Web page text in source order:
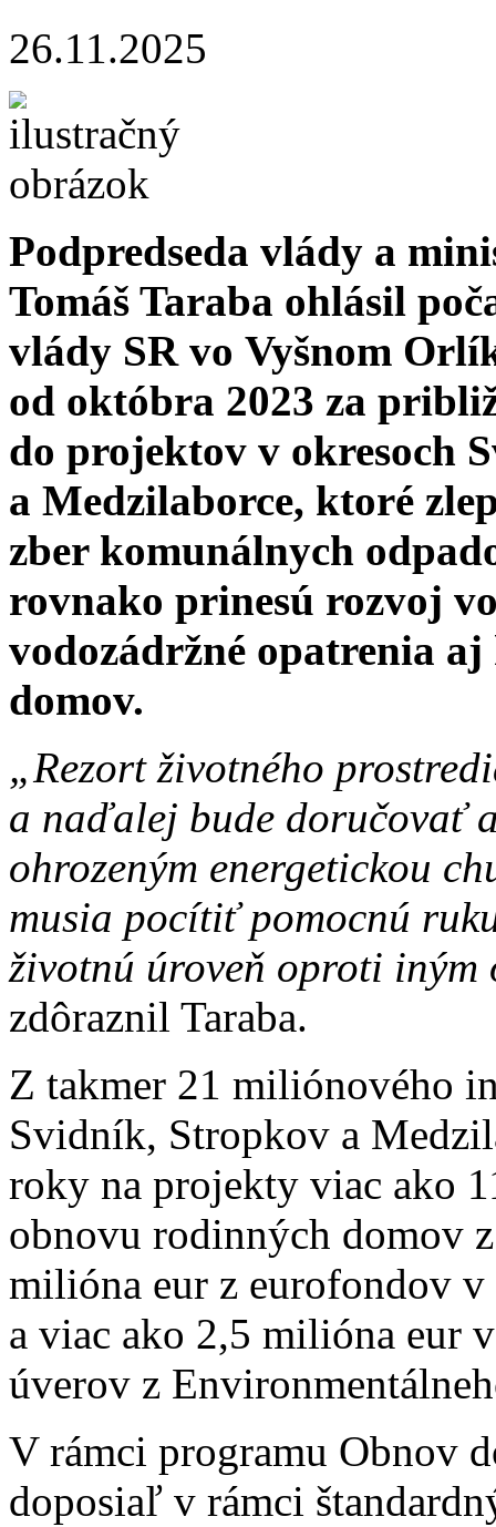
26.11.2025
Podpredseda vlády a
Tomáš Taraba ohlásil
vlády SR vo Vyšnom
od októbra 2023 za
do projektov v okresoch
a Medzilaborce, ktoré
zber komunálnych
rovnako prinesú rozvoj
vodozádržné opatrenia
domov.
„Rezort životného
a naďalej bude doručovať
ohrozeným energetickou
musia pocítiť pomocnú
životnú úroveň oproti
zdôraznil Taraba.
Z takmer 21 miliónového
Svidník, Stropkov a
roky na projekty viac ako
obnovu rodinných domov
milióna eur z eurofondov
a viac ako 2,5 milióna eur
úverov z
V rámci programu Obnov
doposiaľ v rámci